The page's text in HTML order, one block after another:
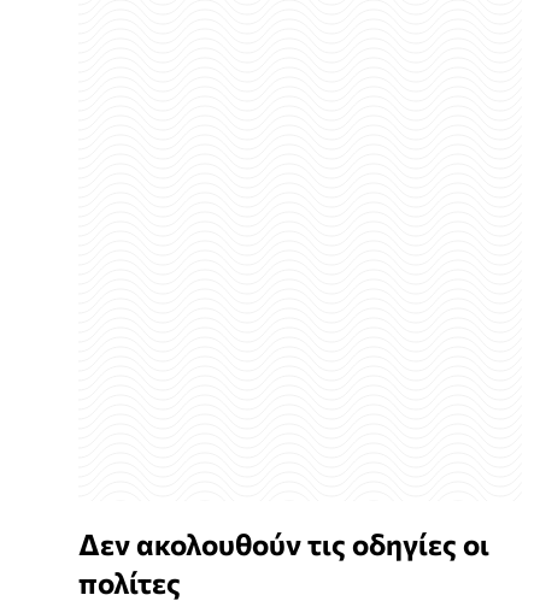
Δεν ακολουθούν τις οδηγίες οι
πολίτες